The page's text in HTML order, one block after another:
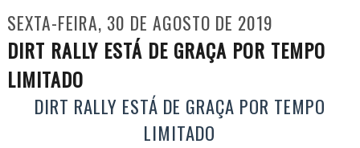
SEXTA-FEIRA, 30 DE AGOSTO DE 2019
DIRT RALLY ESTÁ DE GRAÇA POR TEMPO
LIMITADO
DIRT RALLY ESTÁ DE GRAÇA POR TEMPO
LIMITADO